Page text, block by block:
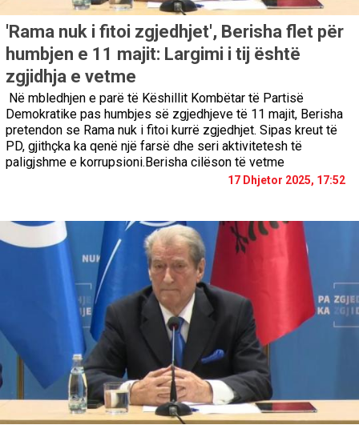
'Rama nuk i fitoi zgjedhjet', Berisha flet për
humbjen e 11 majit: Largimi i tij është
zgjidhja e vetme
Në mbledhjen e parë të Këshillit Kombëtar të Partisë
Demokratike pas humbjes së zgjedhjeve të 11 majit, Berisha
pretendon se Rama nuk i fitoi kurrë zgjedhjet. Sipas kreut të
PD, gjithçka ka qenë një farsë dhe seri aktivitetesh të
paligjshme e korrupsioni.Berisha cilëson të vetme
17 Dhjetor 2025, 17:52